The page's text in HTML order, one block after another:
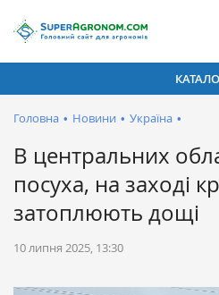
Головна • Новини • Україна •
В центральних
посуха, на заході
затоплюють дощі
10 липня 2025, 13:30